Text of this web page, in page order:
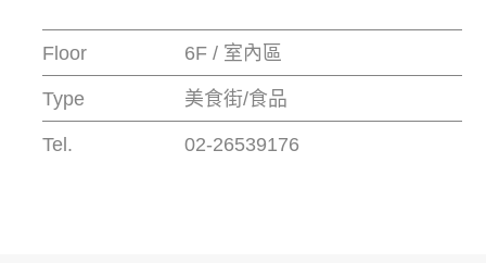
Floor 6F / 室內區
Type 美食街/食品
Tel. 02-26539176